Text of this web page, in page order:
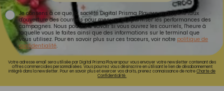
Je consens à ce que la société Digital Prisma Players analyse le taux
d'ouverture des courriels pour mesurer et optimiser les performances des
campagnes. Nous pourrons savoir si vous ouvrez les courriels, l'heure à
laquelle vous le faites ainsi que des informations sur le terminal que
vous utilisez. Pour en savoir plus sur ces traceurs, voir notre politique de
confidentialité.
Votre adresse email sera utilisée par Digital Prisma Playerspour vous envoyer votre newsletter contenant des
offres commerciales personnalisées. Vous pourrez vous désinscrire en utilisant le lien de désabonnement
intégré dans la newsletter. Pour en savoir plus et exercer vos droits, prenez connaissance de notreCharte de
Confidentialité.